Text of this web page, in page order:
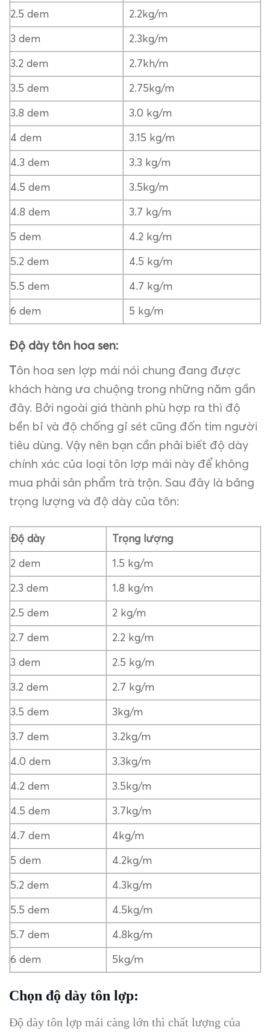
2.5 dem
2.2kg/m
3 dem
2.3kg/m
3.2 dem
2.7kh/m
3.5 dem
2.75kg/m
3.8 dem
3.0 kg/m
4 dem
3.15 kg/m
4.3 dem
3.3 kg/m
4.5 dem
3.5kg/m
4.8 dem
3.7 kg/m
5 dem
4.2 kg/m
5.2 dem
4.5 kg/m
5.5 dem
4.7 kg/m
6 dem
5 kg/m
Độ dày tôn hoa sen:
Tôn hoa sen lợp mái nói chung đang được
khách hàng ưa chuộng trong những năm gần
đây. Bởi ngoài giá thành phù hợp ra thì độ
bền bỉ và độ chống gỉ sét cũng đốn tim người
tiêu dùng. Vậy nên bạn cần phải biết độ dày
chính xác của loại tôn lợp mái này để không
mua phải sản phẩm trà trộn. Sau đây là bảng
trọng lượng và độ dày của tôn:
Độ dày
Trọng lượng
2 dem
1.5 kg/m
2.3 dem
1.8 kg/m
2.5 dem
2 kg/m
2.7 dem
2.2 kg/m
3 dem
2.5 kg/m
3.2 dem
2.7 kg/m
3.5 dem
3kg/m
3.7 dem
3.2kg/m
4.0 dem
3.3kg/m
4.2 dem
3.5kg/m
4.5 dem
3.7kg/m
4.7 dem
4kg/m
5 dem
4.2kg/m
5.2 dem
4.3kg/m
5.5 dem
4.5kg/m
5.7 dem
4.8kg/m
6 dem
5kg/m
Chọn độ dày tôn lợp:
Độ dày tôn lợp mái càng lớn thì chất lượng của